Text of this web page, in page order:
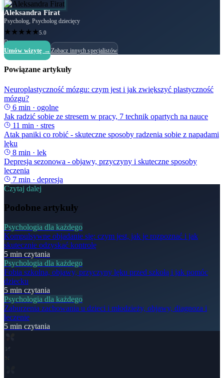
Aleksandra Firat
Psycholog, Psycholog dziecięcy
★★★★★5.0
Dostępny
Umów wizytę → Zobacz innych specjalistów
Powiązane artykuły
Neuroplastyczność mózgu: czym jest i jak zwiększyć plastyczność
mózgu?
6 min · ogolne
Jak radzić sobie ze stresem w pracy, 7 technik opartych na nauce
11 min · stres
Atak paniki co robić - skuteczne sposoby radzenia sobie z napadami
lęku
8 min · lek
Depresja sezonowa - objawy, przyczyny i skuteczne sposoby
leczenia
7 min · depresja
Czytaj dalej
Podobne artykuły
Psychologia dla każdego
Kompulsywne objadanie się: czym jest, jak je rozpoznać i jak
skutecznie odzyskać kontrolę
5 min czytania
Psychologia dla każdego
Fobia szkolna, objawy, przyczyny lęku przed szkołą i jak pomóc
dziecku
5 min czytania
Psychologia dla każdego
Zaburzenia zachowania u dzieci i młodzieży, objawy, diagnoza i
leczenie
5 min czytania